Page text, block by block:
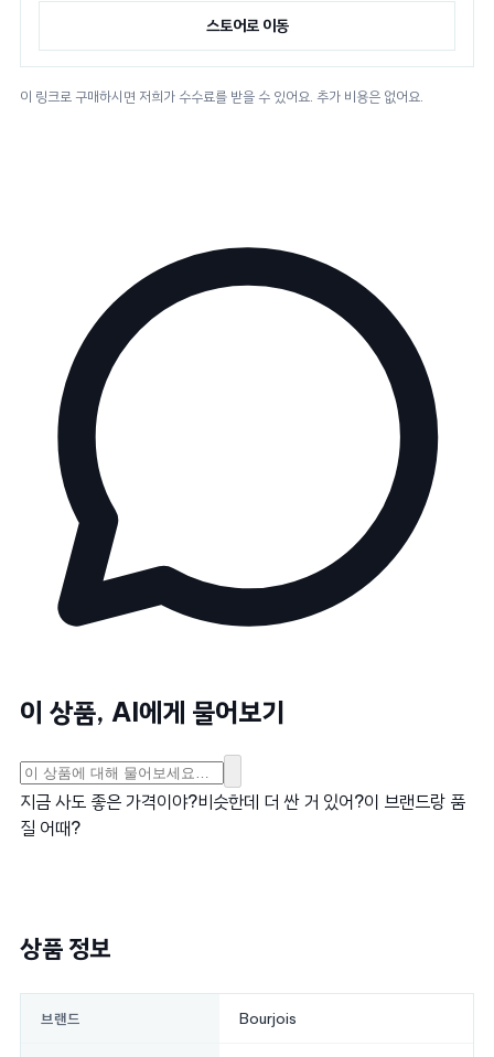
스토어로 이동
이 링크로 구매하시면 저희가 수수료를 받을 수 있어요. 추가 비용은 없어요.
이 상품, AI에게 물어보기
지금 사도 좋은 가격이야?비슷한데 더 싼 거 있어?이 브랜드랑 품
질 어때?
상품 정보
브랜드 Bourjois